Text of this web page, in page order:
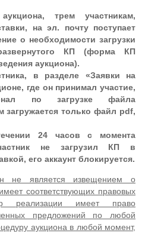
трем участникам,
на эл. почту поступает
о необходимости загрузки
КП (форма КП
аукциона).
в разделе «Заявки на
где он принимал участие,
по загрузке файла
загружается только файл pdf,
24 часов с момента
не загрузил КП в
его аккаунт блокируется.
не является извещением о
соответствующих правовых
реализации имеет право
предложений по любой
аукциона в любой момент,